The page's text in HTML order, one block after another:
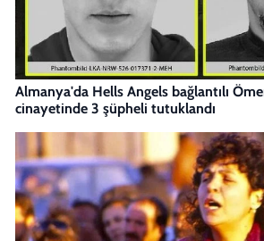
Almanya'da Hells Angels bağlantılı
cinayetinde 3 şüpheli tutuklandı